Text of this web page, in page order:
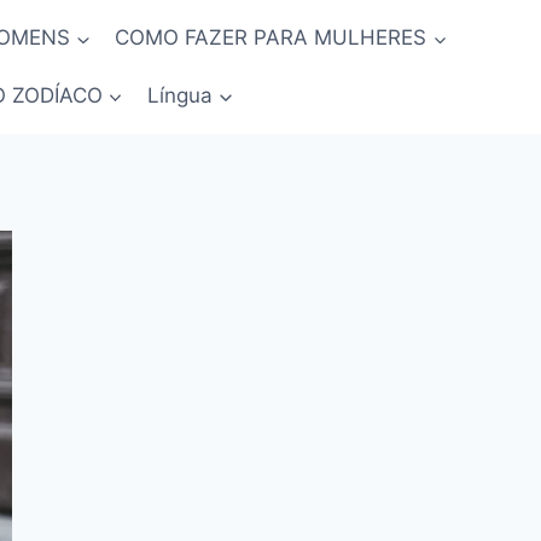
COMO FAZER PARA MULHERES
ZODÍACO Língua